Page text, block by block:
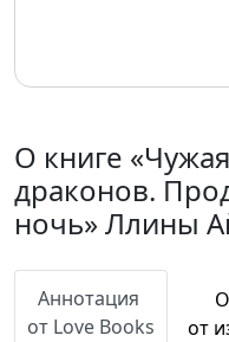
О книге
драконов.
ночь» Ллины
Аннотация
от Love Books
от